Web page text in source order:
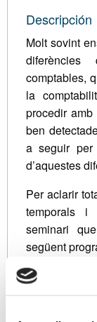
Descripción
Molt sovint
comptables,
la
procedir
ben
a seguir
d’aquestes
Per aclarir
temporals i
seminari
següent
PROGRAMA